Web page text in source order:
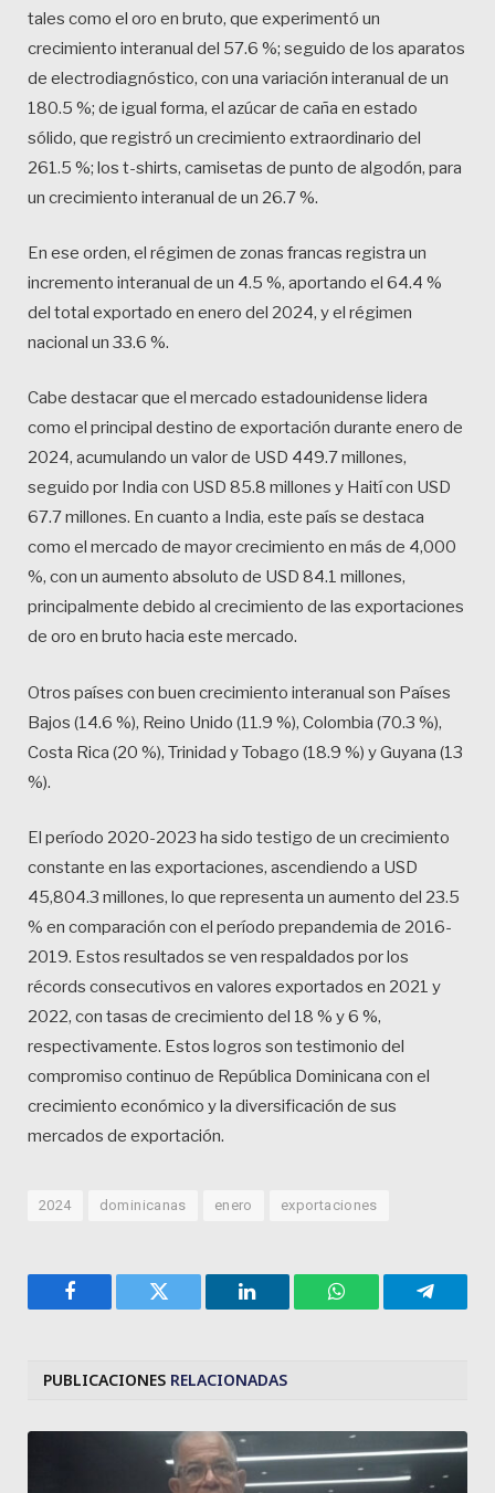
tales como el oro en bruto, que experimentó un
crecimiento interanual del 57.6 %; seguido de los aparatos
de electrodiagnóstico, con una variación interanual de un
180.5 %; de igual forma, el azúcar de caña en estado
sólido, que registró un crecimiento extraordinario del
261.5 %; los t-shirts, camisetas de punto de algodón, para
un crecimiento interanual de un 26.7 %.
En ese orden, el régimen de zonas francas registra un
incremento interanual de un 4.5 %, aportando el 64.4 %
del total exportado en enero del 2024, y el régimen
nacional un 33.6 %.
Cabe destacar que el mercado estadounidense lidera
como el principal destino de exportación durante enero de
2024, acumulando un valor de USD 449.7 millones,
seguido por India con USD 85.8 millones y Haití con USD
67.7 millones. En cuanto a India, este país se destaca
como el mercado de mayor crecimiento en más de 4,000
%, con un aumento absoluto de USD 84.1 millones,
principalmente debido al crecimiento de las exportaciones
de oro en bruto hacia este mercado.
Otros países con buen crecimiento interanual son Países
Bajos (14.6 %), Reino Unido (11.9 %), Colombia (70.3 %),
Costa Rica (20 %), Trinidad y Tobago (18.9 %) y Guyana (13
%).
El período 2020-2023 ha sido testigo de un crecimiento
constante en las exportaciones, ascendiendo a USD
45,804.3 millones, lo que representa un aumento del 23.5
% en comparación con el período prepandemia de 2016-
2019. Estos resultados se ven respaldados por los
récords consecutivos en valores exportados en 2021 y
2022, con tasas de crecimiento del 18 % y 6 %,
respectivamente. Estos logros son testimonio del
compromiso continuo de República Dominicana con el
crecimiento económico y la diversificación de sus
mercados de exportación.
2024 dominicanas enero exportaciones
Facebook Twitter LinkedIn WhatsApp
PUBLICACIONES RELACIONADAS